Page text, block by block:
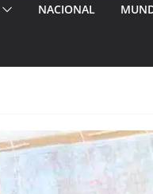
NACIONAL